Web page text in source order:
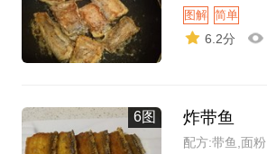
图解 简单
6.2分
6图 炸带鱼
配方:带鱼,面粉